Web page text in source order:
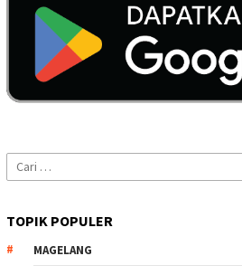
Cari
untuk:
TOPIK POPULER
MAGELANG